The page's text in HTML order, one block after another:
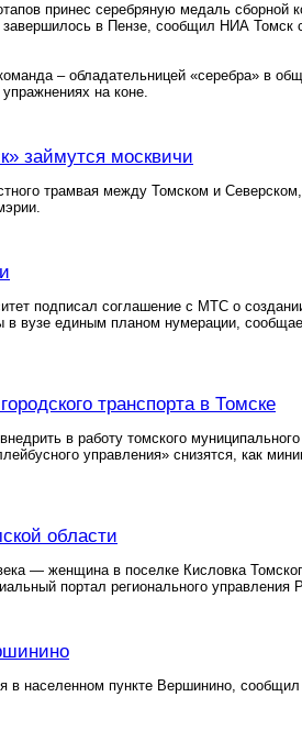
принес серебряную медаль сборной
завершилось в Пензе, сообщил НИА Томск
– обладательницей «серебра» в
на коне.
займутся москвичи
трамвая между Томском и
подписал соглашение с МТС о
вузе единым планом нумерации,
транспорта в Томске
в работу томского муниципального
управления» снизятся, как
области
— женщина в поселке Кисловка
портал регионального управления
в населенном пункте Вершинино,